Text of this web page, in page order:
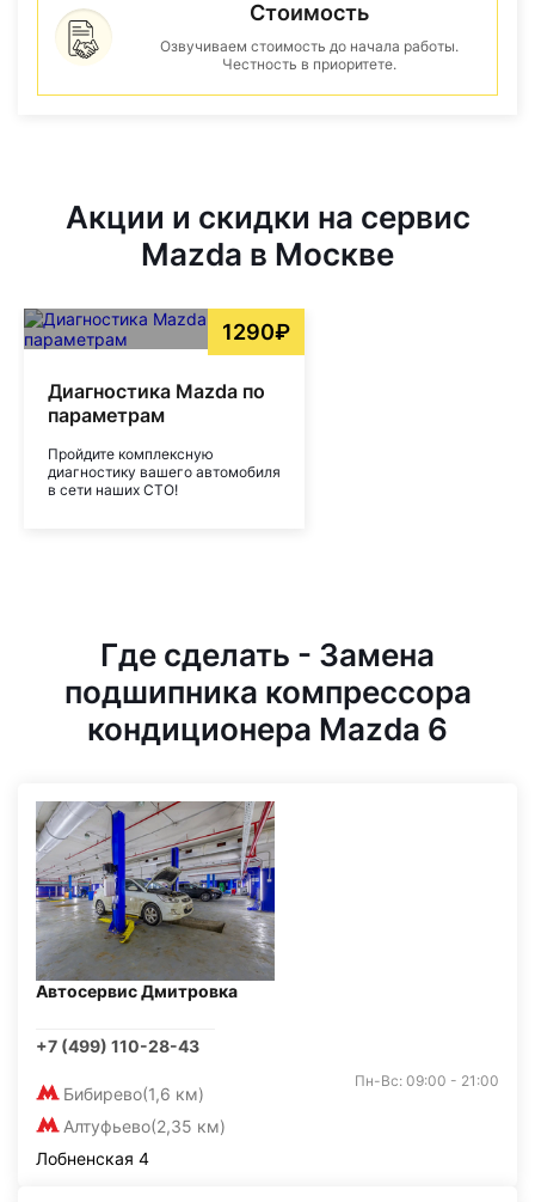
Стоимость
Озвучиваем стоимость до начала работы.
Честность в приоритете.
Акции и скидки на сервис
Mazda в Москве
1290₽
Диагностика Mazda по
параметрам
Пройдите комплексную
диагностику вашего автомобиля
в сети наших СТО!
Где сделать - Замена
подшипника компрессора
кондиционера Mazda 6
Автосервис Дмитровка
+7 (499) 110-28-43
Бибирево(1,6 км)
Алтуфьево(2,35 км)
Пн-Вс: 09:00 - 21:00
Лобненская 4